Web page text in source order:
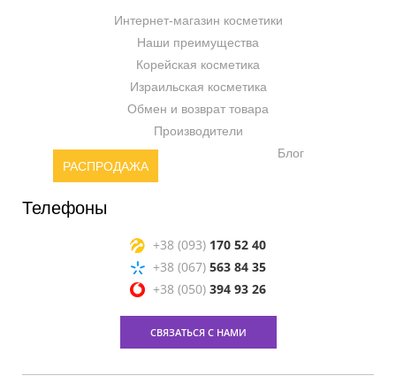
Интернет-магазин косметики
Наши преимущества
Корейская косметика
Израильская косметика
Обмен и возврат товара
Производители
РАСПРОДАЖА
Блог
Телефоны
+38 (093) 170 52 40
+38 (067) 563 84 35
+38 (050) 394 93 26
СВЯЗАТЬСЯ С НАМИ